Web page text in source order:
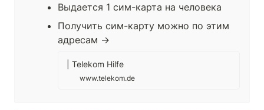
Выдается 1 сим-карта на человека
Получить сим-карту можно по этим
адресам →
| Telekom Hilfe
www.telekom.de